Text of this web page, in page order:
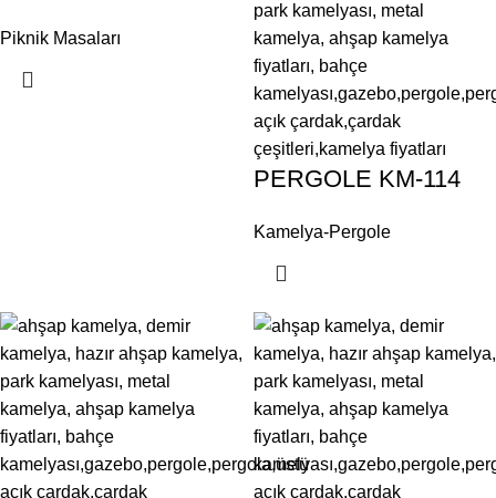
Piknik Masaları
PERGOLE KM-114
Kamelya-Pergole